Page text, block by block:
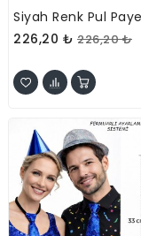
226,20 ₺ 226,20 ₺